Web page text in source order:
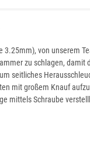
3.25mm), von unserem
zu schlagen, damit
seitliches
mit großem Knauf
mittels Schraube